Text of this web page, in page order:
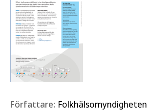
Författare: Folkhälsomyndigheten